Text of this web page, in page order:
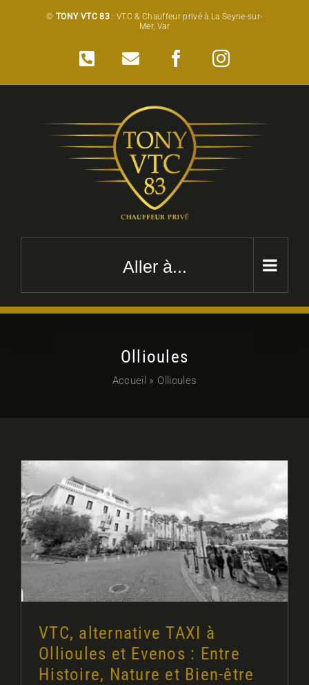
©TONY VTC 83: VTC & Chauffeur privé à La Seyne-sur-
Mer, Var
Téléphone
Email FacebookInstagram
Aller à...
Ollioules
Accueil » Ollioules
VTC, alternative TAXI à Ollioules
et Evenos : Entre Histoire, Nature
et Bien-être
VTC, alternative TAXI à
Ollioules et Evenos : Entre
Histoire, Nature et Bien-être